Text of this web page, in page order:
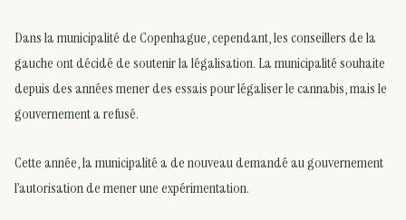
Dans la municipalité de Copenhague, cependant, les conseillers de la
gauche ont décidé de soutenir la légalisation. La municipalité souhaite
depuis des années mener des essais pour légaliser le cannabis, mais le
gouvernement a refusé.
Cette année, la municipalité a de nouveau demandé au gouvernement
l’autorisation de mener une expérimentation.